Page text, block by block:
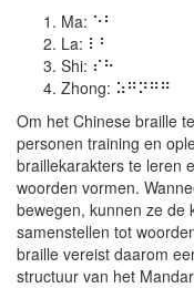
Ma: ⠑⠃
La: ⠇⠃
Shi: ⠎⠓
Zhong: ⠵⠛⠝⠛⠛
Om het Chinese braille
personen training en
braillekarakters te leren
woorden vormen.
bewegen, kunnen ze de
samenstellen tot
braille vereist daarom
structuur van het